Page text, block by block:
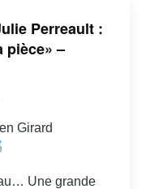
Perreault :
pièce» –
Girard
Une grande